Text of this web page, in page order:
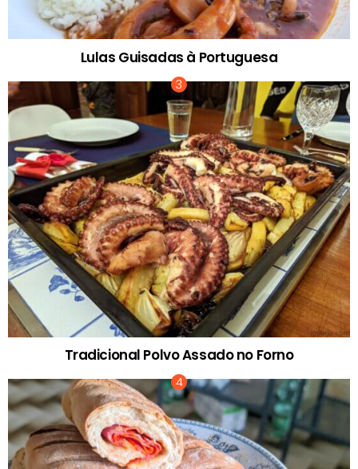
Lulas Guisadas à Portuguesa
Tradicional Polvo Assado no Forno